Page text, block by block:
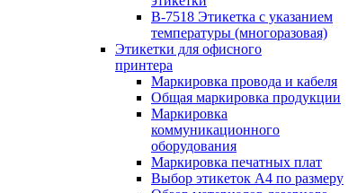
B-7518 Этикетка с указанием
температуры (многоразовая)
Этикетки для офисного
принтера
Маркировка провода и кабеля
Общая маркировка продукции
Маркировка
коммуникационного
оборудования
Маркировка печатных плат
Выбор этикеток А4 по размеру